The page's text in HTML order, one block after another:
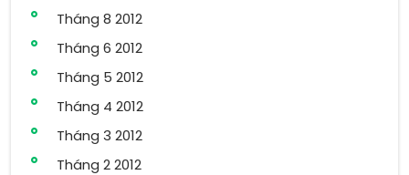
Tháng 8 2012
Tháng 6 2012
Tháng 5 2012
Tháng 4 2012
Tháng 3 2012
Tháng 2 2012